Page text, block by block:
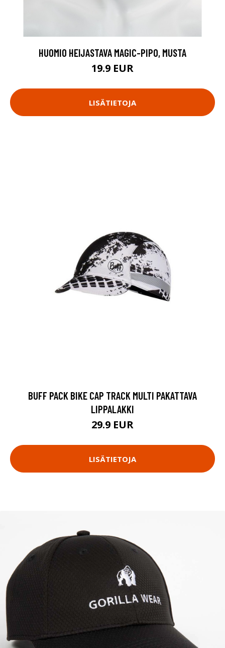
HUOMIO HEIJASTAVA MAGIC-PIPO, MUSTA
19.9 EUR
LISÄTIETOJA
BUFF PACK BIKE CAP TRACK MULTI PAKATTAVA
LIPPALAKKI
29.9 EUR
LISÄTIETOJA